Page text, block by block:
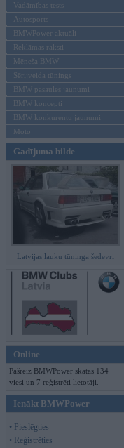
Vadāmības tests
Autosports
BMWPower aktuāli
Reklāmas raksti
Mēneša BMW
Sērijveida tūnings
BMW pasaules jaunumi
BMW koncepti
BMW konkurentu jaunumi
Moto
Gadījuma bilde
Latvijas lauku tūninga šedevri
Online
Pašreiz BMWPower skatās 134
viesi un 7 reģistrēti lietotāji.
Ienākt BMWPower
• Pieslēgties
• Reģistrēties